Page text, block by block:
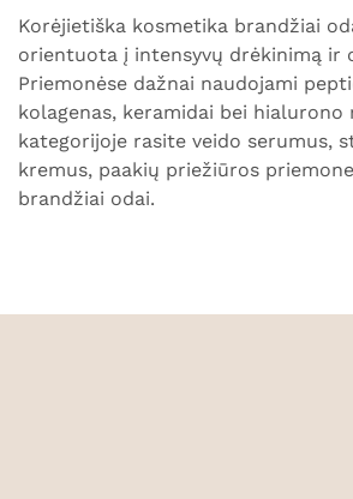
Korėjietiška kosmetika brandžiai
orientuota į intensyvų drėkinimą ir
Priemonėse dažnai naudojami
kolagenas, keramidai bei hialurono
kategorijoje rasite veido serumus,
kremus, paakių priežiūros
brandžiai odai.